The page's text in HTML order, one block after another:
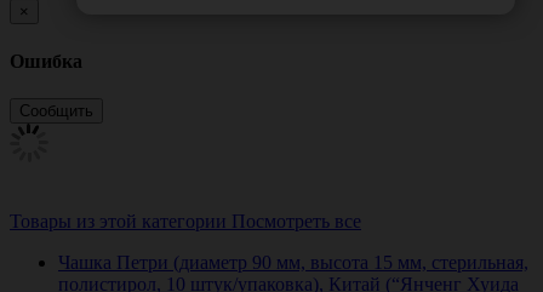
×
Ошибка
Товары из этой категории Посмотреть все
Чашка Петри (диаметр 90 мм, высота 15 мм, стерильная,
полистирол, 10 штук/упаковка), Китай (“Янченг Хуида